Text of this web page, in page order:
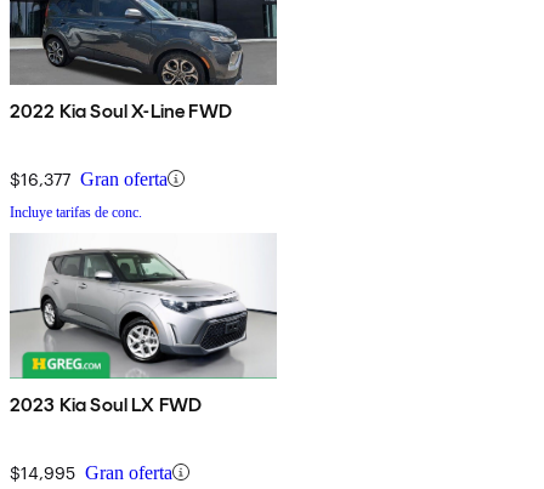
2022 Kia Soul X-Line FWD
$16,377 Gran oferta
Incluye tarifas de conc.
2023 Kia Soul LX FWD
$14,995 Gran oferta